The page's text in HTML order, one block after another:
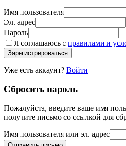
Имя пользователя
Эл. адрес
Пароль
Я соглашаюсь с правилами и
Зарегистрироваться
Уже есть аккаунт? Войти
Сбросить пароль
Пожалуйста, введите ваше имя
получите письмо со ссылкой для
Имя пользователя или эл. адрес